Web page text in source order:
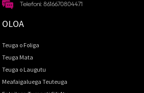
Telefoni: 8616670804471
OLOA
Teuga o Foliga
Teuga Mata
Teuga o Laugutu
Meafaigaluega Teuteuga